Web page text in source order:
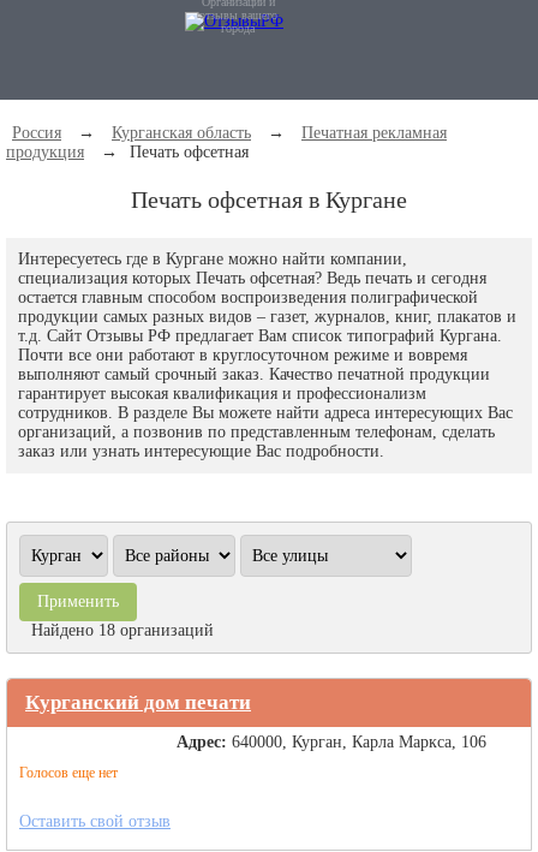
отзывы вашего
города
Россия → Курганская область →
Печатная рекламная
продукция
→ Печать офсетная
Печать офсетная в Кургане
Интересуетесь где в Кургане можно найти компании,
специализация которых Печать офсетная? Ведь печать и сегодня
остается главным способом воспроизведения полиграфической
продукции самых разных видов – газет, журналов, книг, плакатов и
т.д. Сайт Отзывы РФ предлагает Вам список типографий Кургана.
Почти все они работают в круглосуточном режиме и вовремя
выполняют самый срочный заказ. Качество печатной продукции
гарантирует высокая квалификация и профессионализм
сотрудников. В разделе Вы можете найти адреса интересующих Вас
организаций, а позвонив по представленным телефонам, сделать
заказ или узнать интересующие Вас подробности.
Найдено 18 организаций
Курганский дом печати
Голосов еще нет
Адрес: 640000, Курган, Карла Маркса, 106
Оставить свой отзыв